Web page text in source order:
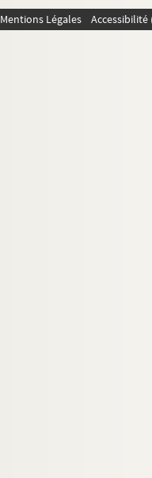
Mentions Légales